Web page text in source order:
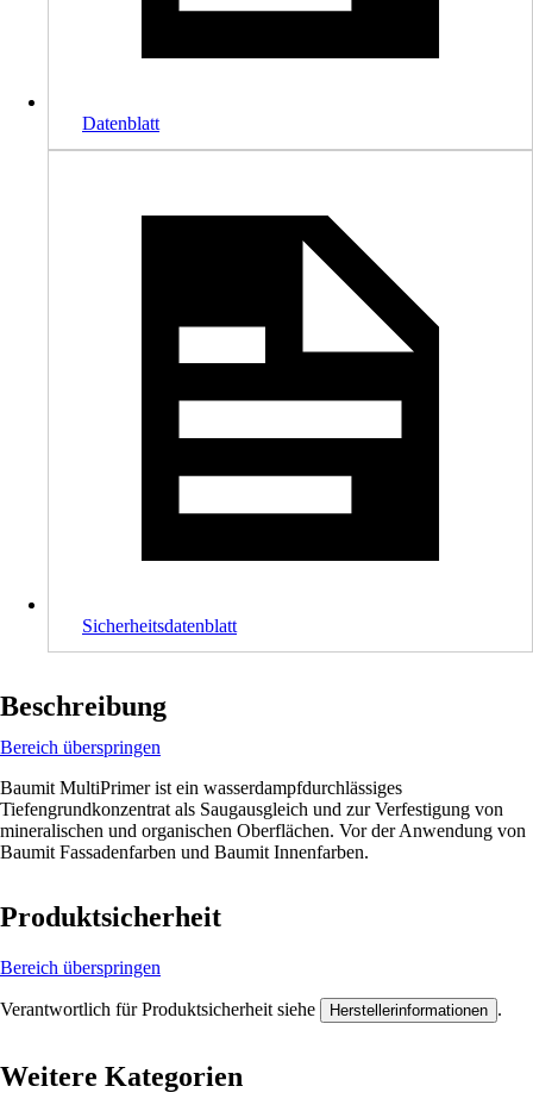
Datenblatt
Sicherheitsdatenblatt
Beschreibung
Bereich überspringen
Baumit MultiPrimer ist ein wasserdampfdurchlässiges
Tiefengrundkonzentrat als Saugausgleich und zur Verfestigung von
mineralischen und organischen Oberflächen. Vor der Anwendung von
Baumit Fassadenfarben und Baumit Innenfarben.
Produktsicherheit
Bereich überspringen
Verantwortlich für Produktsicherheit siehe Herstellerinformationen .
Weitere Kategorien